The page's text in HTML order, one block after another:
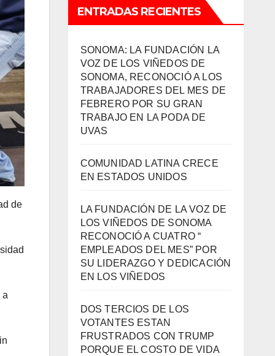
de
a
ENTRADAS RECIENTES
SONOMA: LA FUNDACIÓN LA
VOZ DE LOS VIÑEDOS DE
SONOMA, RECONOCIÓ A LOS
TRABAJADORES DEL MES DE
FEBRERO POR SU GRAN
TRABAJO EN LA PODA DE
UVAS
COMUNIDAD LATINA CRECE
EN ESTADOS UNIDOS
LA FUNDACIÓN DE LA VOZ DE
LOS VIÑEDOS DE SONOMA
RECONOCIÓ A CUATRO “
EMPLEADOS DEL MES” POR
SU LIDERAZGO Y DEDICACIÓN
EN LOS VIÑEDOS
DOS TERCIOS DE LOS
VOTANTES ESTAN
FRUSTRADOS CON TRUMP
PORQUE EL COSTO DE VIDA